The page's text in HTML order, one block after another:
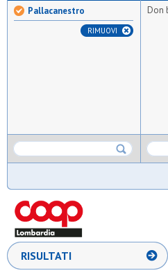
Pallacanestro
RIMUOVI
Don
RISULTATI